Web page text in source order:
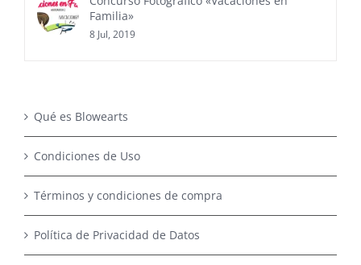
Familia»
8 Jul, 2019
Qué es Blowearts
Condiciones de Uso
Términos y condiciones de compra
Política de Privacidad de Datos